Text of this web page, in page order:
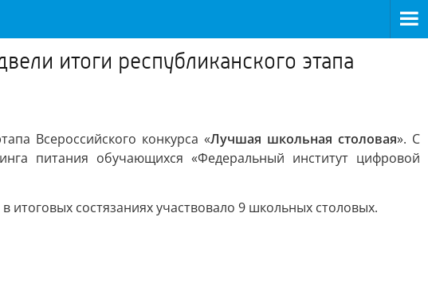
итоги республиканского этапа
Всероссийского конкурса «Лучшая школьная столовая». С
питания обучающихся «Федеральный институт цифровой
итоговых состязаниях участвовало 9 школьных столовых.